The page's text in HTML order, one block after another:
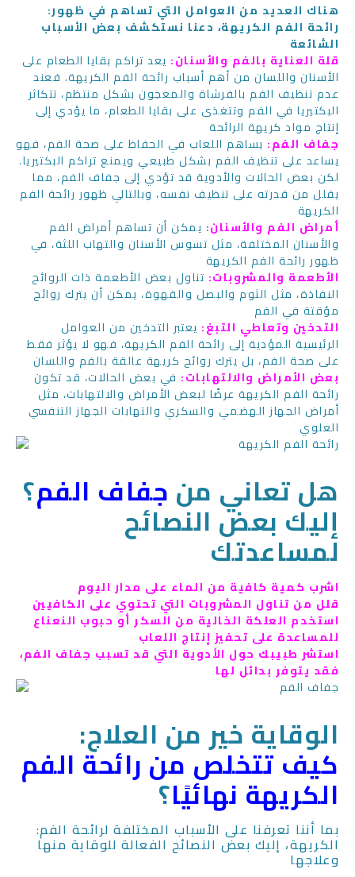
:هناك العديد من العوامل التي تساهم في ظهور
رائحة الفم الكريهة، دعنا نستكشف بعض الأسباب
الشائعة
قلة العناية بالفم والأسنان: يعد تراكم بقايا الطعام على
الأسنان واللسان من أهم أسباب رائحة الفم الكريهة. فعند
عدم تنظيف الفم بالفرشاة والمعجون بشكل منتظم، تتكاثر
البكتيريا في الفم وتتغذى على بقايا الطعام، ما يؤدي إلى
إنتاج مواد كريهة الرائحة
جفاف الفم: يساهم اللعاب في الحفاظ على صحة الفم، فهو
يساعد على تنظيف الفم بشكل طبيعي ويمنع تراكم البكتيريا.
لكن بعض الحالات والأدوية قد تؤدي إلى جفاف الفم، مما
يقلل من قدرته على تنظيف نفسه، وبالتالي ظهور رائحة الفم
الكريهة
أمراض الفم والأسنان: يمكن أن تساهم أمراض الفم
والأسنان المختلفة، مثل تسوس الأسنان والتهاب اللثة، في
ظهور رائحة الفم الكريهة
الأطعمة والمشروبات: تناول بعض الأطعمة ذات الروائح
النفاذة، مثل الثوم والبصل والقهوة، يمكن أن يترك روائح
مؤقتة في الفم
التدخين وتعاطي التبغ: يعتبر التدخين من العوامل
الرئيسية المؤدية إلى رائحة الفم الكريهة، فهو لا يؤثر فقط
على صحة الفم، بل يترك روائح كريهة عالقة بالفم واللسان
بعض الأمراض والالتهابات: في بعض الحالات، قد تكون
رائحة الفم الكريهة عرضًا لبعض الأمراض والالتهابات، مثل
أمراض الجهاز الهضمي والسكري والتهابات الجهاز التنفسي
العلوي
هل تعاني من جفاف الفم؟
إليك بعض النصائح
لمساعدتك
اشرب كمية كافية من الماء على مدار اليوم
قلل من تناول المشروبات التي تحتوي على الكافيين
استخدم العلكة الخالية من السكر أو حبوب النعناع
للمساعدة على تحفيز إنتاج اللعاب
استشر طبيبك حول الأدوية التي قد تسبب جفاف الفم،
فقد يتوفر بدائل لها
الوقاية خير من العلاج:
كيف تتخلص من رائحة الفم
الكريهة نهائيًا؟
:بما أننا تعرفنا على الأسباب المختلفة لرائحة الفم
الكريهة، إليك بعض النصائح الفعالة للوقاية منها
وعلاجها